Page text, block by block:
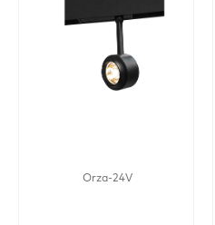
Orza-24V